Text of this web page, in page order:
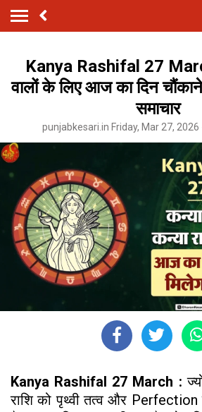
Kanya Rashifal 27
वालों के लिए आज का दिन
समाचार
punjabkesari.in Friday, Mar 27, 2026
Kanya Rashifal 27 March :
राशि को पृथ्वी तत्व और Perfection